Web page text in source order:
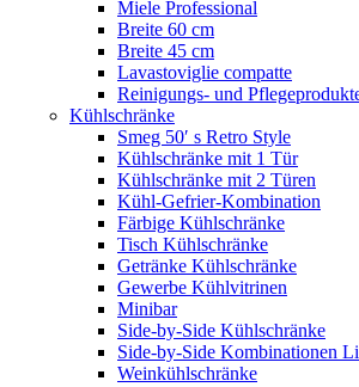
Miele Professional
Breite 60 cm
Breite 45 cm
Lavastoviglie compatte
Reinigungs- und
Kühlschränke
Smeg 50′ s Retro Style
Kühlschränke mit 1 Tür
Kühlschränke mit 2 Türen
Kühl-Gefrier-Kombination
Färbige Kühlschränke
Tisch Kühlschränke
Getränke Kühlschränke
Gewerbe Kühlvitrinen
Minibar
Side-by-Side Kühlschränke
Side-by-Side Kombinationen
Weinkühlschränke